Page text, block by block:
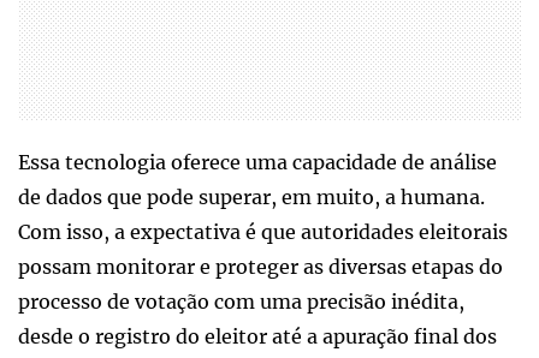
Essa tecnologia oferece uma capacidade de análise
de dados que pode superar, em muito, a humana.
Com isso, a expectativa é que autoridades eleitorais
possam monitorar e proteger as diversas etapas do
processo de votação com uma precisão inédita,
desde o registro do eleitor até a apuração final dos